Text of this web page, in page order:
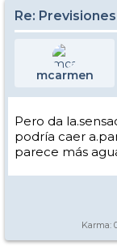
Re:
mcarmen
Pero da
podría caer
parece más
Karma: